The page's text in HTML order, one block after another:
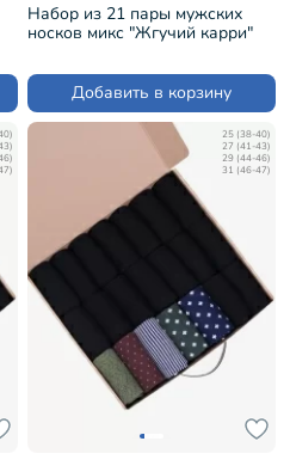
Набор из 21 пары мужских
носков микс "Жгучий карри"
Добавить в корзину
25 (38-40)
27 (41-43)
29 (44-46)
31 (46-47)